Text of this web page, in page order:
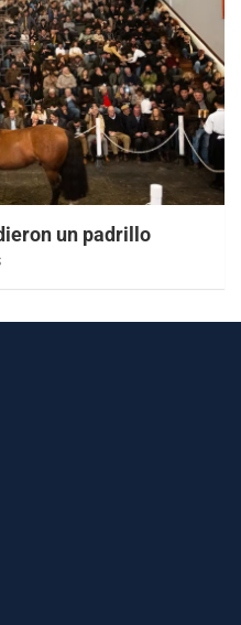
un padrillo